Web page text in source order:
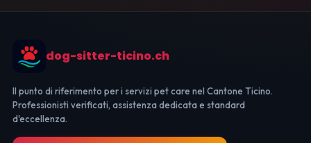
dog-sitter-ticino.ch
Il punto di riferimento per i servizi pet care nel Cantone Ticino.
Professionisti verificati, assistenza dedicata e standard
d'eccellenza.